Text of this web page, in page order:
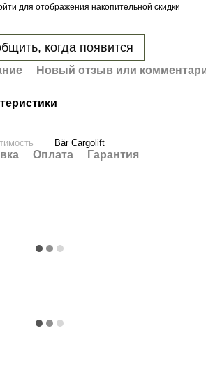
для отображения накопительной скидки
когда появится
Новый отзыв или
Bär Cargolift
Оплата Гарантия